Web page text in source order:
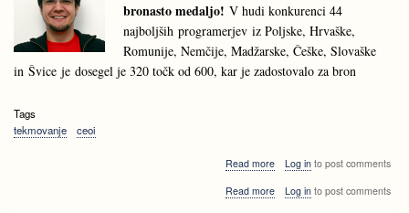
bronasto medaljo! V hudi konkurenci 44
najboljših programerjev iz Poljske, Hrvaške,
Romunije, Nemčije, Madžarske, Češke, Slovaške
in Švice je dosegel je 320 točk od 600, kar je zadostovalo za bron
Tags
tekmovanje
ceoi
Read moreabout
medalja
Log into post comments
Read moreabout
Log into post comments